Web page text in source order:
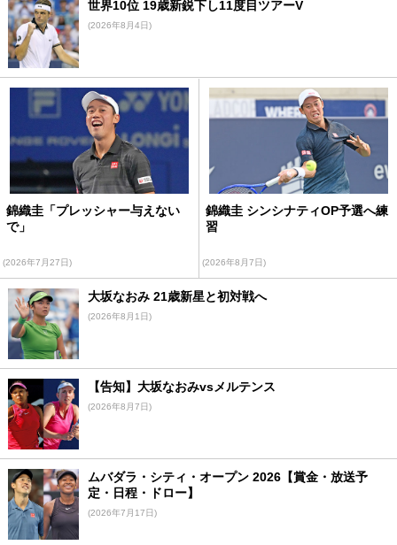
世界10位 19歳新鋭下し11度目ツアーV
(2026年8月4日)
錦織圭「プレッシャー与えない
で」
(2026年7月27日)
錦織圭 シンシナティOP予選へ練
習
(2026年8月7日)
大坂なおみ 21歳新星と初対戦へ
(2026年8月1日)
【告知】大坂なおみvsメルテンス
(2026年8月7日)
ムバダラ・シティ・オープン 2026【賞金・放送予
定・日程・ドロー】
(2026年7月17日)